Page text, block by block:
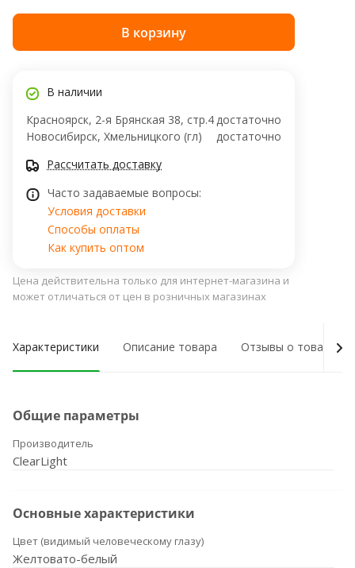
В корзину
В наличии
Красноярск, 2-я Брянская 38, стр.4достаточно
Новосибирск, Хмельницкого (гл)
достаточно
Рассчитать доставку
Часто задаваемые вопросы:
Условия доставки
Способы оплаты
Как купить оптом
Цена действительна только для интернет-магазина и
может отличаться от цен в розничных магазинах
Характеристики Описание товара Отзывы о товаре
Общие параметры
Производитель
ClearLight
Основные характеристики
Цвет (видимый человеческому глазу)
Желтовато-белый